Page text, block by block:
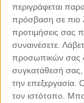
περιγράφεται
πρόσβαση σε πιο
προτιμήσεις σας
συναινέσετε.
προσωπικών σας
συγκατάθεσή σας,
την επεξεργασία.
τον ιστότοπο.
ΜΕ ΤΗΝ